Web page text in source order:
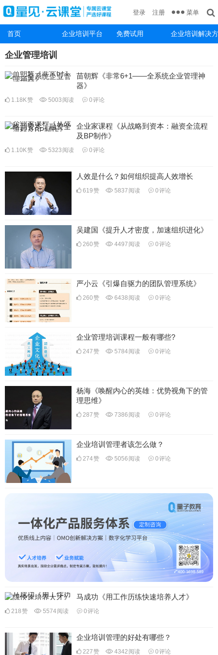
首页 企业培训平台 免费试用 企业培训解决
登录 注册 菜单
企业管理培训
苗朝辉《非常6+1——全系统企业管理神
器》
1.18K赞 5003 阅读 0评论
企业家课程《从战略到资本：融资全流程
及BP制作》
1.10K赞 5323 阅读 0评论
人效是什么？如何组织提高人效增长
619赞 5837 阅读 0评论
吴建国《提升人才密度，加速组织进化》
260赞 4497 阅读 0评论
严小云《引爆自驱力的团队管理系统》
260赞 6438 阅读 0评论
企业管理培训课程一般有哪些?
247赞 5784阅读 0评论
杨海《唤醒内心的英雄：优势视角下的管
理思维》
287赞 7386 阅读 0评论
企业培训管理者该怎么做？
274赞 5056 阅读 0评论
马成功《用工作历练快速培养人才》
218赞 5574阅读 0评论
企业培训管理的好处有哪些？
227赞 4342 阅读 0评论